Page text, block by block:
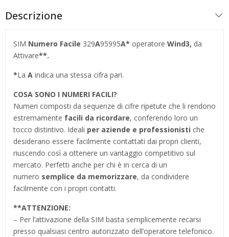
Descrizione
SIM Numero Facile 329A95995A* operatore Wind3, da
Attivare**.
*La A indica una stessa cifra pari.
COSA SONO I NUMERI FACILI?
Numeri composti da sequenze di cifre ripetute che li rendono
estremamente facili da ricordare, conferendo loro un
tocco distintivo. Ideali per aziende e professionisti che
desiderano essere facilmente contattati dai propri clienti,
riuscendo così a ottenere un vantaggio competitivo sul
mercato. Perfetti anche per chi è in cerca di un
numero semplice da memorizzare, da condividere
facilmente con i propri contatti.
**ATTENZIONE:
– Per l’attivazione della SIM basta semplicemente recarsi
presso qualsiasi centro autorizzato dell’operatore telefonico.